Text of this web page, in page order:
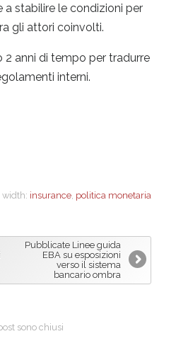
stabilire le condizioni per
gli attori coinvolti.
2 anni di tempo per tradurre
interni.
width: insurance politica monetaria
Pubblicate Linee guida
EBA su esposizioni
verso il sistema
bancario ombra
sono chiusi